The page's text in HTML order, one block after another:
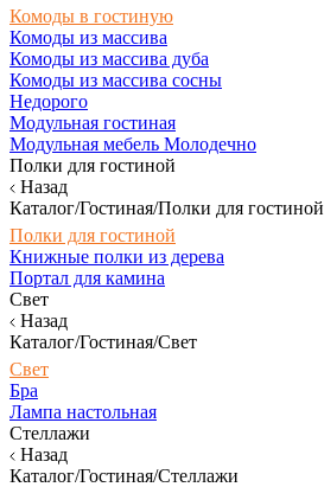
Комоды в гостиную
Комоды из массива
Комоды из массива дуба
Комоды из массива сосны
Недорого
Модульная гостиная
Модульная мебель Молодечно
Полки для гостиной
Назад
Каталог/Гостиная/Полки для гостиной
Полки для гостиной
Книжные полки из дерева
Портал для камина
Свет
Назад
Каталог/Гостиная/Свет
Свет
Бра
Лампа настольная
Стеллажи
Назад
Каталог/Гостиная/Стеллажи